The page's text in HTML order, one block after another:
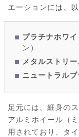
エーションには、
プラチナホワ
ン）
メタルストリ
ニュートラルブ
足元には、細身の
アルミホイール（
用されており、タ